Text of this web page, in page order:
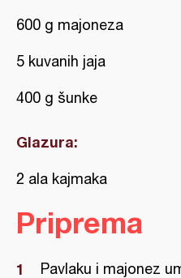
600 g majoneza
5 kuvanih jaja
400 g šunke
Glazura:
2 ala kajmaka
Priprema
Pavlaku i majonez